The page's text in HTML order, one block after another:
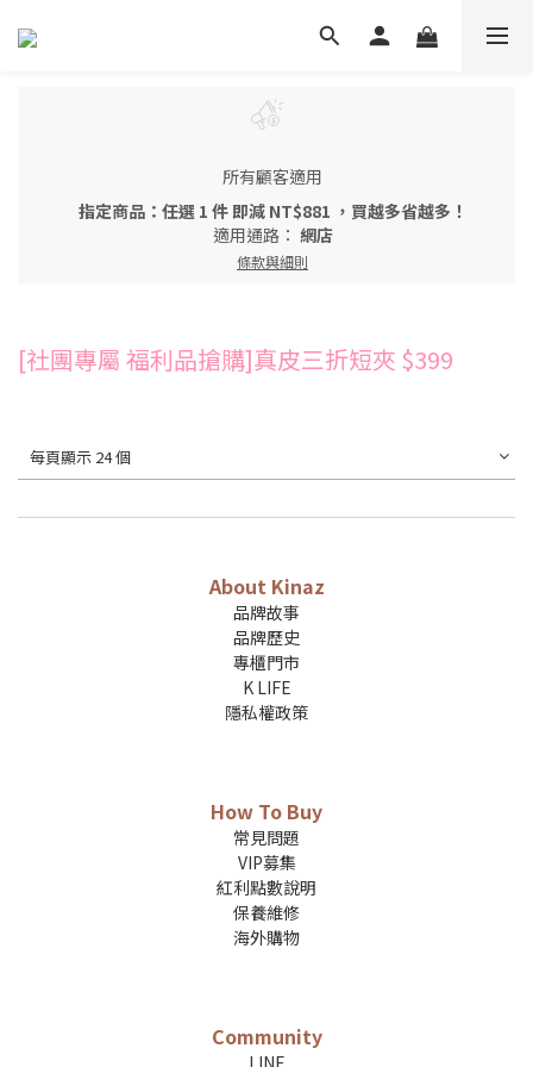
所有顧客適用
指定商品：任選 1 件 即減 NT$881 ，買越多省越多！
適用通路： 網店
條款與細則
[社團專屬 福利品搶購]真皮三折短夾 $399
每頁顯示 24 個
About Kinaz
品牌故事
品牌歷史
專櫃門市
K LIFE
隱私權政策
How To Buy
常見問題
VIP募集
紅利點數說明
保養維修
海外購物
Community
LINE